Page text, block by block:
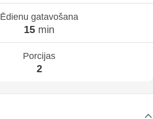
Ēdienu gatavošana
15 min
Porcijas
2